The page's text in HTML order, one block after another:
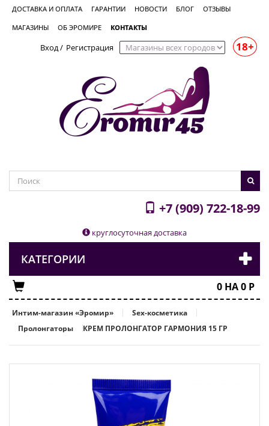
ДОСТАВКА И ОПЛАТА ГАРАНТИИ НОВОСТИ БЛОГ ОТЗЫВЫ
МАГАЗИНЫ ОБ ЭРОМИРЕ КОНТАКТЫ
Вход/ Регистрация 18+
+7 (909) 722-18-99
круглосуточная доставка
КАТЕГОРИИ
0 НА0 Р
Интим-магазин «Эромир»
Sex-косметика
Пролонгаторы
КРЕМ ПРОЛОНГАТОР ГАРМОНИЯ 15 ГР